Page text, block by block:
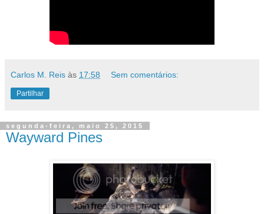
Carlos M. Reis às 17:58 Sem comentários:
Partilhar
segunda-feira, maio 25, 2015
Wayward Pines